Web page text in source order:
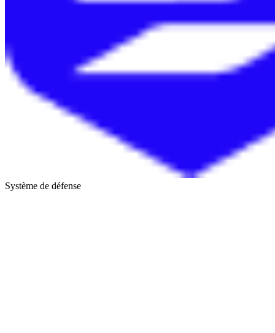
Système de défense